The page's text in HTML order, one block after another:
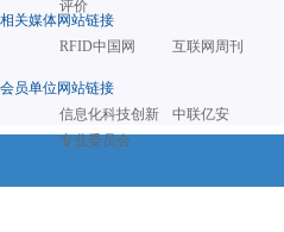
评价
相关媒体网站链接
RFID中国网
互联网周刊
会员单位网站链接
信息化科技创新
专业委员会
中联亿安